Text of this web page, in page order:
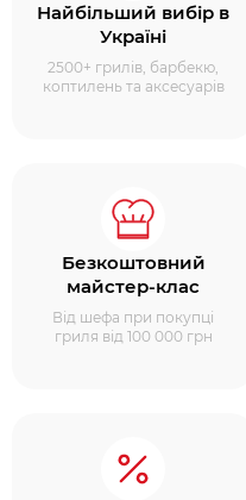
Найбільший вибір в
Україні
2500+ грилів, барбекю,
коптилень та аксесуарів
Безкоштовний
майстер-клас
Від шефа при покупці
гриля від 100 000 грн